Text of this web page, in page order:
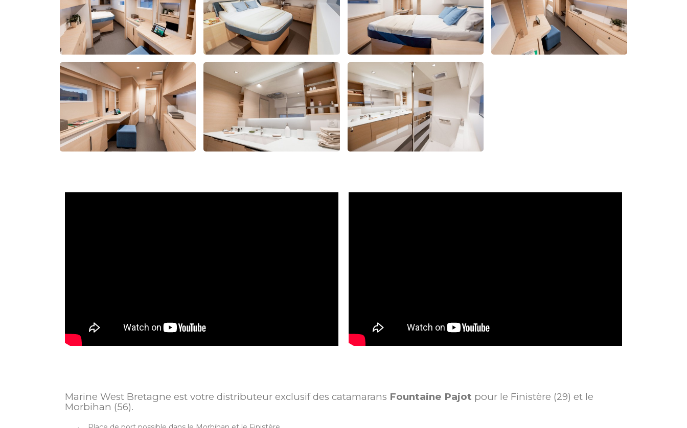
Marine West Bretagne est votre distributeur exclusif des catamarans Fountaine Pajot pour le Finistère (29) et le
Morbihan (56).